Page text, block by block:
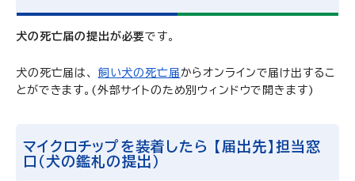
犬の死亡届の提出が必要です。
犬の死亡届は、 飼い犬の死亡届 からオンラインで届け出するこ
とができます。(外部サイトのため別ウィンドウで開きます)
マイクロチップを装着したら 【届出先】担当窓
口（犬の鑑札の提出）